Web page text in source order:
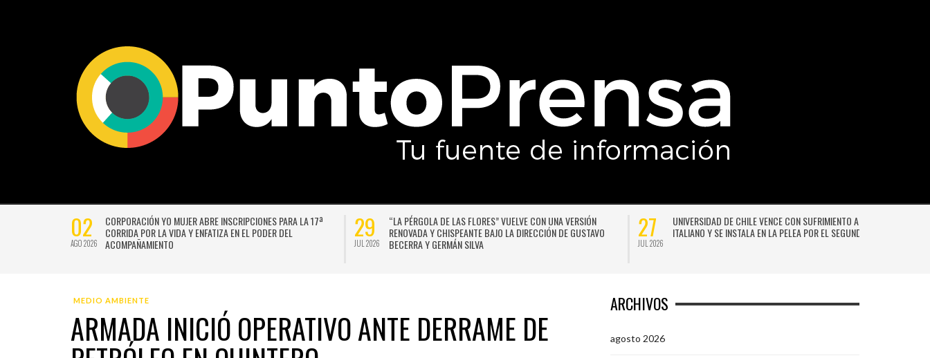
02
AGO 2026
CORPORACIÓN YO MUJER ABRE INSCRIPCIONES PARA LA 17ª
CORRIDA POR LA VIDA Y ENFATIZA EN EL PODER DEL
ACOMPAÑAMIENTO
29
JUL 2026
“LA PÉRGOLA DE LAS FLORES” VUELVE CON UNA VERSIÓN
RENOVADA Y CHISPEANTE BAJO LA DIRECCIÓN DE GUSTAVO
BECERRA Y GERMÁN SILVA
27
JUL 2026
UNIVERSIDAD DE CHILE VENCE CON SUFRIMIENTO A AUDAX
ITALIANO Y SE INSTALA EN LA PELEA POR EL SEGUNDO LUGAR
MEDIO AMBIENTE
ARMADA INICIÓ OPERATIVO ANTE DERRAME DE
ARCHIVOS
agosto 2026